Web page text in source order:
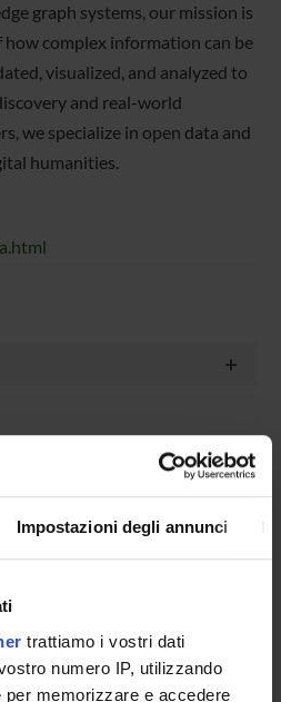
Impostazioni degli annunci
trattiamo i vostri dati
numero IP, utilizzando
memorizzare e accedere
graph systems, our mission is
complex information can be
visualized, and analyzed to
and real-world
we specialize in open data and
humanities.
Foreign Languages and
Pahalage Dona